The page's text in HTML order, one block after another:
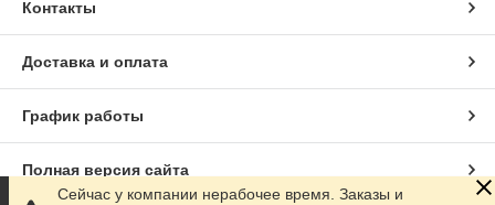
Контакты
Доставка и оплата
График работы
Полная версия сайта
Сейчас у компании нерабочее время. Заказы и